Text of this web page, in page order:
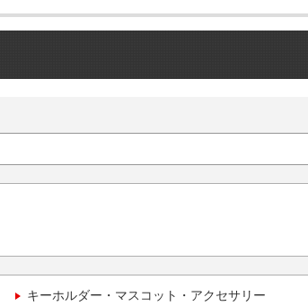
キーホルダー・マスコット・アクセサリー